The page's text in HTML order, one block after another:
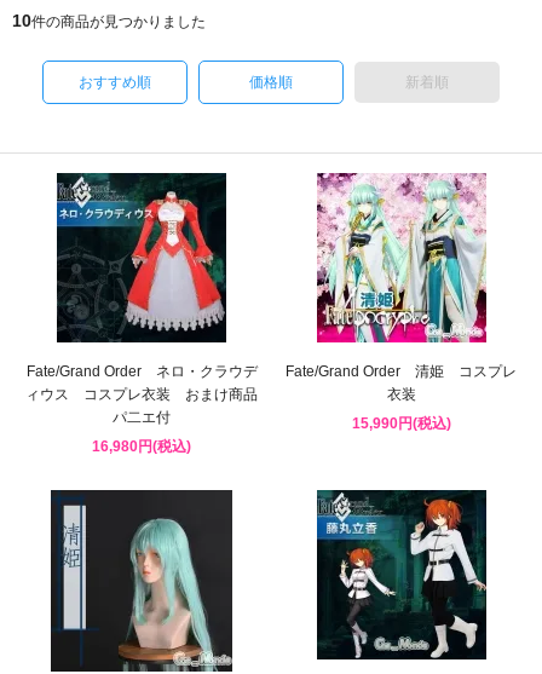
10件の商品が見つかりました
おすすめ順 価格順 新着順
Fate/Grand Order ネロ・クラウデ
ィウス コスプレ衣装 おまけ商品
パ二エ付
16,980円(税込)
Fate/Grand Order 清姫 コスプレ
衣装
15,990円(税込)